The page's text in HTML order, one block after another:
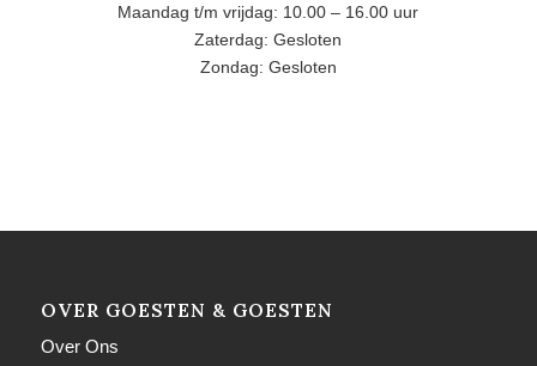
Maandag t/m vrijdag: 10.00 – 16.00 uur
Zaterdag: Gesloten
Zondag: Gesloten
OVER GOESTEN & GOESTEN
Over Ons